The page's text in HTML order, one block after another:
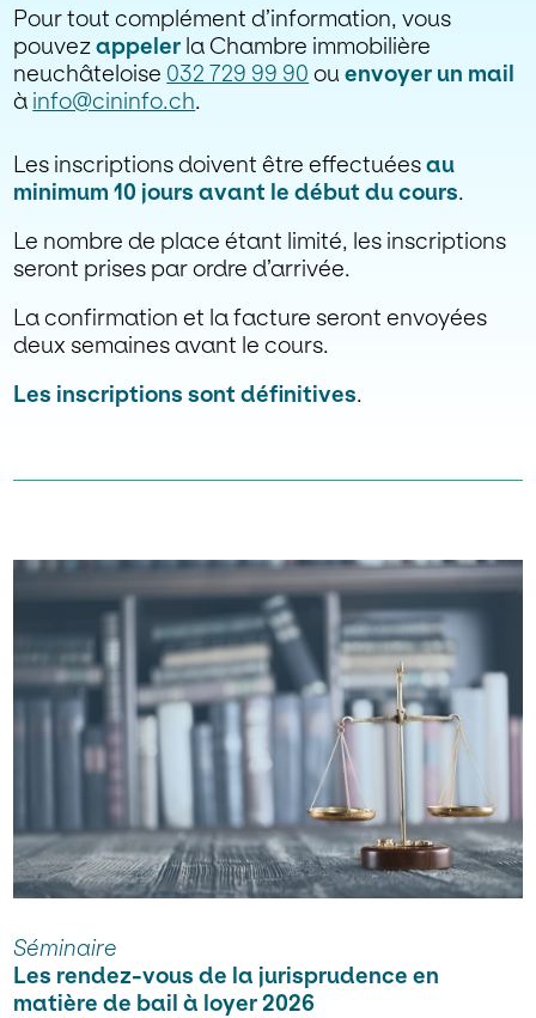
Pour tout complément d’information, vous
pouvezappeler la Chambre immobilière
neuchâteloise 032 729 99 90 ouenvoyer un mail
à info@cininfo.ch.
Les inscriptions doivent être effectuéesau
minimum 10 jours avant le début du cours.
Le nombre de place étant limité, les inscriptions
seront prises par ordre d’arrivée.
La confirmation et la facture seront envoyées
deux semaines avant le cours.
Les inscriptions sont définitives.
Séminaire
Les rendez-vous de la jurisprudence en
matière de bail à loyer 2026